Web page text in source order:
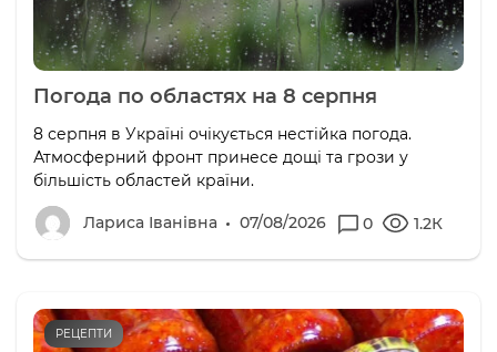
Погода по областях на 8 серпня
8 серпня в Україні очікується нестійка погода.
Атмосферний фронт принесе дощі та грози у
більшість областей країни.
Лариса Іванівна 07/08/2026 0 1.2К
РЕЦЕПТИ